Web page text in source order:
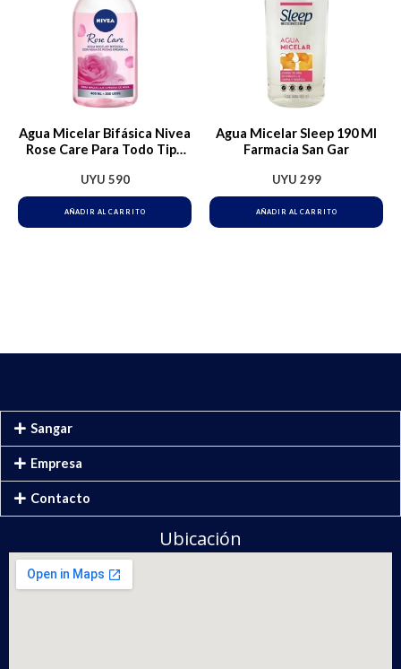
Agua Micelar Bifásica Nivea
Rose Care Para Todo Tipo
UYU 590
AÑADIR AL CARRITO
Agua Micelar Sleep 190 Ml
Farmacia San Gar
UYU 299
AÑADIR AL CARRITO
Sangar
Empresa
Contacto
Ubicación